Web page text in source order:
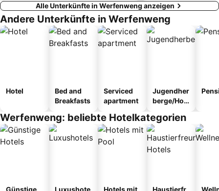
Alle Unterkünfte in Werfenweng anzeigen
Andere Unterkünfte in Werfenweng
Hotel
Bed and
Breakfasts
Serviced
apartment
Jugendher
berge/Hos
Werfenweng: beliebte Hotelkategorien